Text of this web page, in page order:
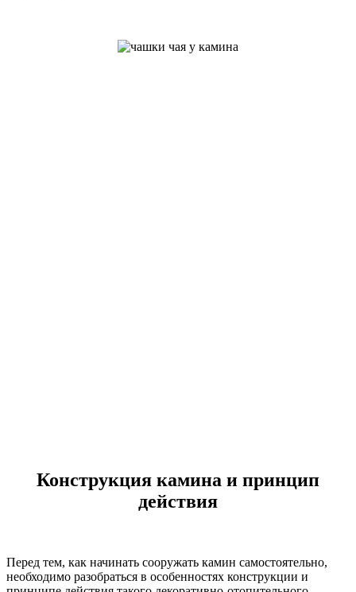
Конструкция камина и принцип
действия
Перед тем, как начинать сооружать камин самостоятельно,
необходимо разобраться в особенностях конструкции и